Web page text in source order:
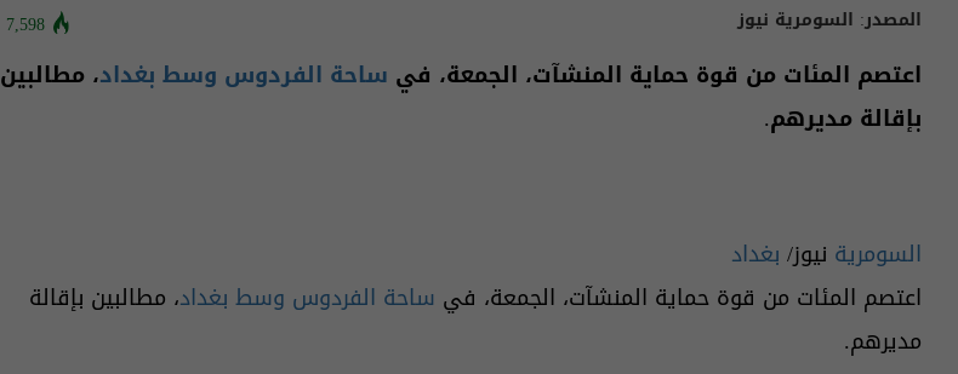
المصدر: السومرية نيوز 7,598 شوهد
اعتصم المئات من قوة حماية المنشآت، الجمعة، في ساحة الفردوس وسط بغداد، مطالبين
بإقالة مديرهم.
السومرية نيوز/ بغداد
اعتصم المئات من قوة حماية المنشآت، الجمعة، في ساحة الفردوس وسط بغداد، مطالبين بإقالة
مديرهم.